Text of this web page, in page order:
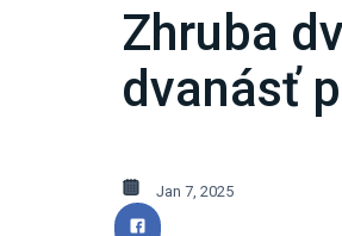
Zhruba
dvanásť
Jan 7, 2025
2